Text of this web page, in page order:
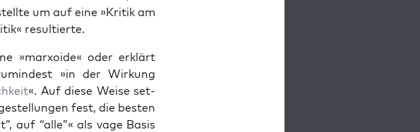
um auf eine »Kri­tik am
resul­tierte.
»marx­oide« oder erk­lärt
»in der Wirkung
«. Auf diese Weise set­
fest, die besten
auf “alle”« als vage Basis